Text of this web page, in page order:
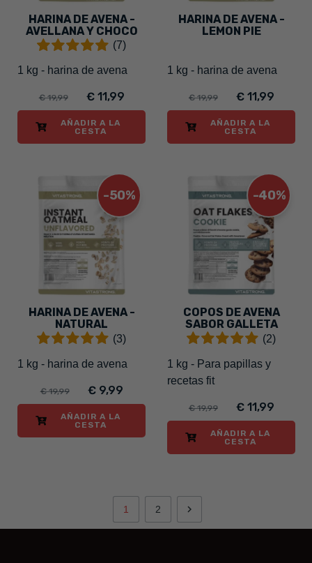
HARINA DE AVENA -
AVELLANA Y CHOCO
(7)
1 kg - harina de avena
€ 19,99 € 11,99
AÑADIR A LA
CESTA
HARINA DE AVENA -
LEMON PIE
1 kg - harina de avena
€ 19,99 € 11,99
AÑADIR A LA
CESTA
-50%
HARINA DE AVENA -
NATURAL
(3)
1 kg - harina de avena
€ 19,99 € 9,99
AÑADIR A LA
CESTA
-40%
COPOS DE AVENA
SABOR GALLETA
(2)
1 kg - Para papillas y
recetas fit
€ 19,99 € 11,99
AÑADIR A LA
CESTA
1 2 